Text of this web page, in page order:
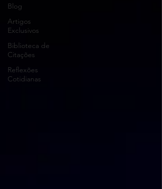
Blog
Artigos
Exclusivos
Biblioteca de
Citações
Reflexões
Cotidianas